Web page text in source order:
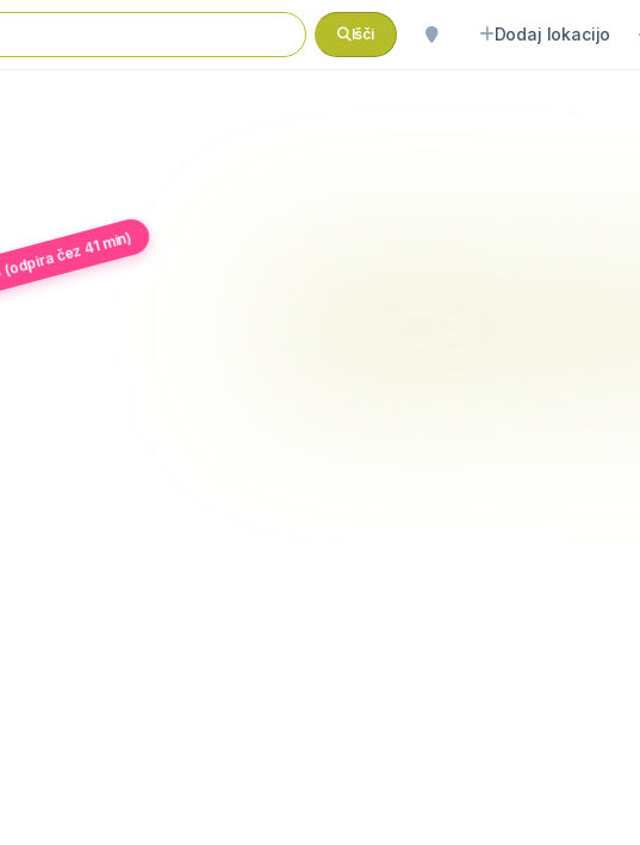
Išči Dodaj lokacijo
čez 41 min)